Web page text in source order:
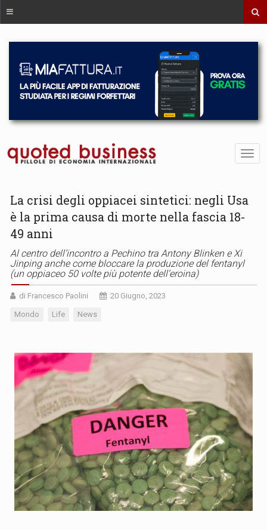
La crisi degli oppiacei sintetici: negli Usa
è la prima causa di morte nella fascia 18-
49 anni
Al centro dell’incontro a Pechino tra Antony Blinken e Xi
Jinping anche come bloccare la produzione del fentanyl
(un oppiaceo 50 volte più potente dell’eroina)
di Francesco Paolini 20 Giugno, 2023
Mondo Life News